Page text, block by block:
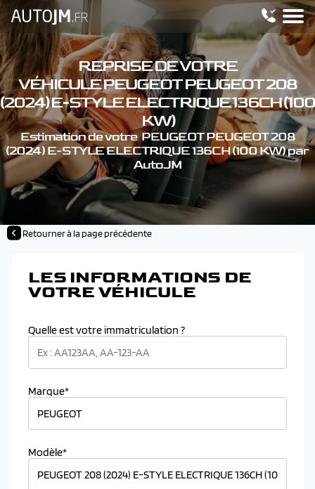
REPRISE DE VOTRE
VÉHICULE PEUGEOT PEUGEOT 208
(2024) E-STYLE ELECTRIQUE 136CH (100
KW)
Estimation de votre PEUGEOT PEUGEOT 208
(2024) E-STYLE ELECTRIQUE 136CH (100 KW) par
AutoJM
Retourner à la page précédente
LES INFORMATIONS DE
VOTRE VÉHICULE
Quelle est votre immatriculation ?
Marque*
Modèle*